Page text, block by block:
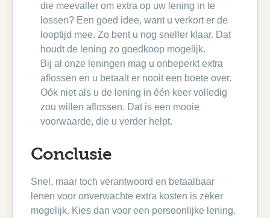
die meevaller om extra op uw lening in te
lossen? Een goed idee, want u verkort er de
looptijd mee. Zo bent u nog sneller klaar. Dat
houdt de lening zo goedkoop mogelijk.
Bij al onze leningen mag u onbeperkt extra
aflossen en u betaalt er nooit een boete over.
Oók niet als u de lening in één keer volledig
zou willen aflossen. Dat is een mooie
voorwaarde, die u verder helpt.
Conclusie
Snel, maar toch verantwoord en betaalbaar
lenen voor onverwachte extra kosten is zeker
mogelijk. Kies dan voor een persoonlijke lening.